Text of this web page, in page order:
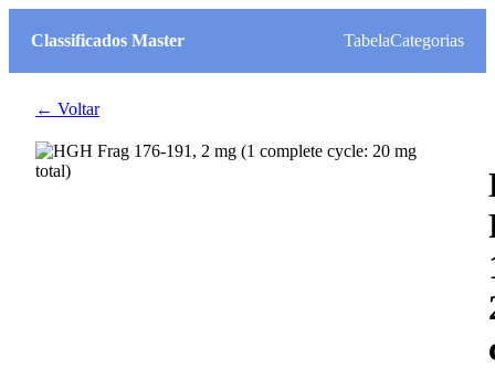
Classificados Master TabelaCategorias
← Voltar